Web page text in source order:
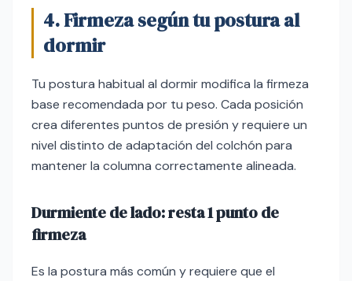
4. Firmeza según tu postura al
dormir
Tu postura habitual al dormir modifica la firmeza
base recomendada por tu peso. Cada posición
crea diferentes puntos de presión y requiere un
nivel distinto de adaptación del colchón para
mantener la columna correctamente alineada.
Durmiente de lado: resta 1 punto de
firmeza
Es la postura más común y requiere que el